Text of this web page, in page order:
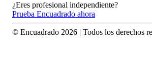
¿Eres profesional independiente?
Prueba Encuadrado ahora
© Encuadrado 2026 | Todos los derechos